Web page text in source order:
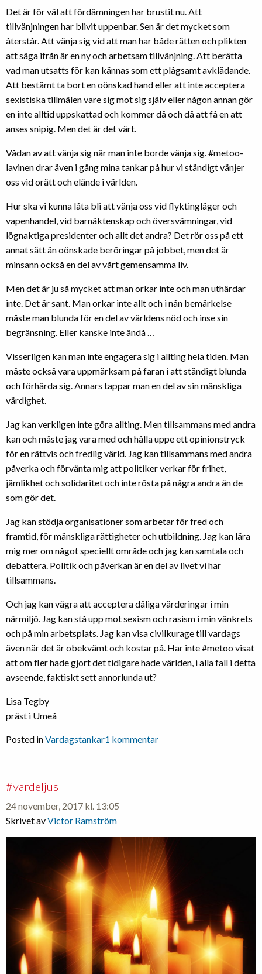
Det är för väl att fördämningen har brustit nu. Att
tillvänjningen har blivit uppenbar. Sen är det mycket som
återstår. Att vänja sig vid att man har både rätten och plikten
att säga ifrån är en ny och arbetsam tillvänjning. Att berätta
vad man utsatts för kan kännas som ett plågsamt avklädande.
Att bestämt ta bort en oönskad hand eller att inte acceptera
sexistiska tillmälen vare sig mot sig själv eller någon annan gör
en inte alltid uppskattad och kommer då och då att få en att
anses snipig. Men det är det värt.
Vådan av att vänja sig när man inte borde vänja sig. #metoo-
lavinen drar även i gång mina tankar på hur vi ständigt vänjer
oss vid orätt och elände i världen.
Hur ska vi kunna låta bli att vänja oss vid flyktingläger och
vapenhandel, vid barnäktenskap och översvämningar, vid
lögnaktiga presidenter och allt det andra? Det rör oss på ett
annat sätt än oönskade beröringar på jobbet, men det är
minsann också en del av vårt gemensamma liv.
Men det är ju så mycket att man orkar inte och man uthärdar
inte. Det är sant. Man orkar inte allt och i nån bemärkelse
måste man blunda för en del av världens nöd och inse sin
begränsning. Eller kanske inte ändå …
Visserligen kan man inte engagera sig i allting hela tiden. Man
måste också vara uppmärksam på faran i att ständigt blunda
och förhärda sig. Annars tappar man en del av sin mänskliga
värdighet.
Jag kan verkligen inte göra allting. Men tillsammans med andra
kan och måste jag vara med och hålla uppe ett opinionstryck
för en rättvis och fredlig värld. Jag kan tillsammans med andra
påverka och förvänta mig att politiker verkar för frihet,
jämlikhet och solidaritet och inte rösta på några andra än de
som gör det.
Jag kan stödja organisationer som arbetar för fred och
framtid, för mänskliga rättigheter och utbildning. Jag kan lära
mig mer om något speciellt område och jag kan samtala och
debattera. Politik och påverkan är en del av livet vi har
tillsammans.
Och jag kan vägra att acceptera dåliga värderingar i min
närmiljö. Jag kan stå upp mot sexism och rasism i min vänkrets
och på min arbetsplats. Jag kan visa civilkurage till vardags
även när det är obekvämt och kostar på. Har inte #metoo visat
att om fler hade gjort det tidigare hade världen, i alla fall i detta
avseende, faktiskt sett annorlunda ut?
Lisa Tegby
präst i Umeå
Posted inVardagstankar1 kommentartill
blicken?
#vardeljus
24 november, 2017 kl. 13:05
Skrivet avVictor Ramström